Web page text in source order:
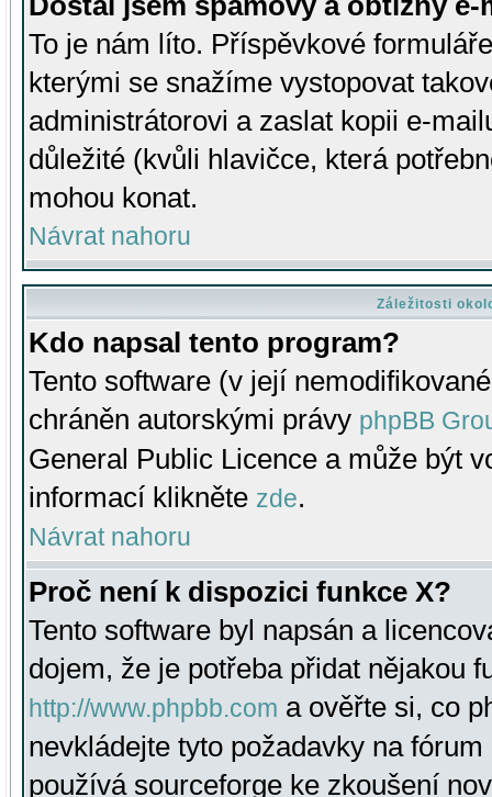
To je nám líto. Příspěvkové
kterými se snažíme vystopovat
administrátorovi a zaslat kopii e-
důležité (kvůli hlavičce, která
mohou konat.
Návrat nahoru
Záležitosti
Kdo napsal tento program?
Tento software (v její
chráněn autorskými právy phpBB
General Public Licence a může být
informací klikněte zde.
Návrat nahoru
Proč není k dispozici funkce X?
Tento software byl napsán a
dojem, že je potřeba přidat nějakou
http://www.phpbb.com a ověřte si, co
nevkládejte tyto požadavky na
používá sourceforge ke zkoušení